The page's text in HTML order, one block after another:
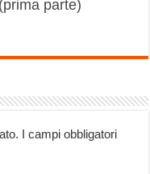
parte)
I campi obbligatori